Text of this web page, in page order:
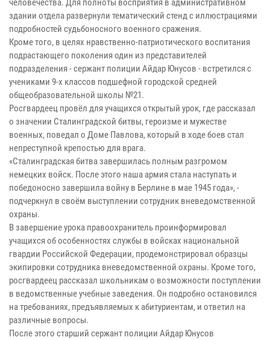
человечества. Для полноты восприятия в административном
здании отдела развернули тематический стенд с иллюстрациями
подробностей судьбоносного военного сражения.
Кроме того, в целях нравственно-патриотического воспитания
подрастающего поколения один из представителей
подразделения - сержант полиции Айдар Юнусов - встретился с
учениками 9-х классов подшефной городской средней
общеобразовательной школы №21.
Росгвардеец провёл для учащихся открытый урок, где рассказал
о значении Сталинградской битвы, героизме и мужестве
военных, поведал о Доме Павлова, который в ходе боев стал
непреступной крепостью для врага.
«Сталинградская битва завершилась полным разгромом
немецких войск. После этого наша армия стала наступать и
победоносно завершила войну в Берлине в мае 1945 года», -
подчеркнул в своём выступлении сотрудник вневедомственной
охраны.
В завершение урока правоохранитель проинформировал
учащихся об особенностях службы в войсках национальной
гвардии Российской Федерации, продемонстрировал образцы
экипировки сотрудника вневедомственной охраны. Кроме того,
росгвардеец рассказал школьникам о возможности поступлении
в ведомственные учебные заведения. Он подробно остановился
на требованиях, предъявляемых к абитуриентам, и ответил на
различные вопросы.
После этого старший сержант полиции Айдар Юнусов